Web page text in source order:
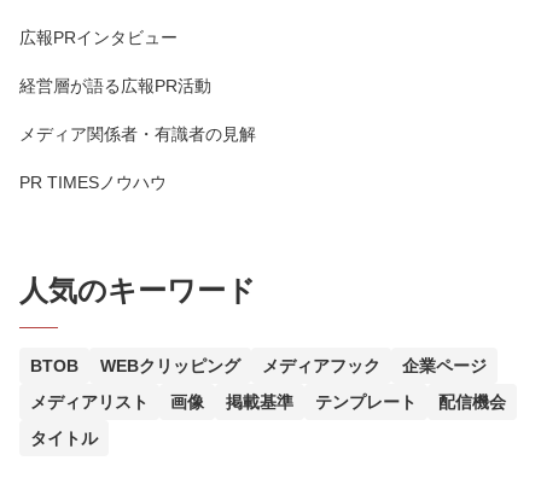
広報PRインタビュー
経営層が語る広報PR活動
メディア関係者・有識者の見解
PR TIMESノウハウ
人気のキーワード
BTOB WEBクリッピング メディアフック
企業ページ
メディアリスト
画像 掲載基準 テンプレート
配信機会
タイトル